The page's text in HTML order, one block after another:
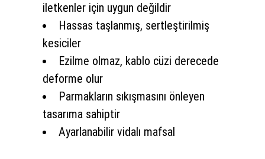
iletkenler için uygun değildir
Hassas taşlanmış, sertleştirilmiş
kesiciler
Ezilme olmaz, kablo cüzi derecede
deforme olur
Parmakların sıkışmasını önleyen
tasarıma sahiptir
Ayarlanabilir vidalı mafsal